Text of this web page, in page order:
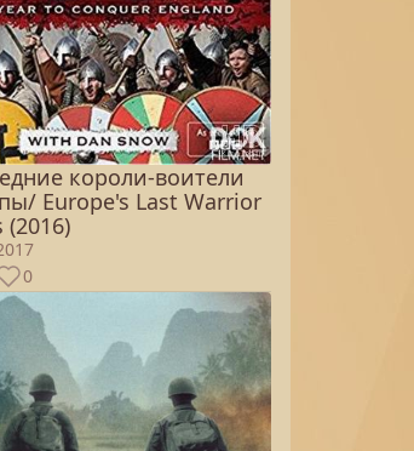
короли-воители
Europe's Last Warrior
(2016)
0